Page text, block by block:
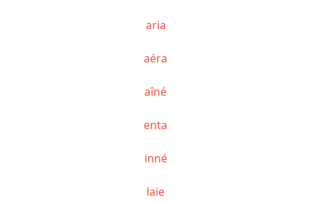
aria
aéra
aîné
enta
inné
laie